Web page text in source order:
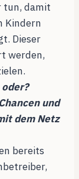
tun, damit
Kindern
Dieser
werden,
und
dem Netz
bereits